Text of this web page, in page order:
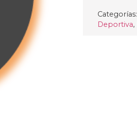
Categorías:
Deportiva,